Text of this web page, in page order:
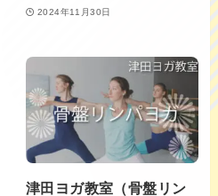
2024年11月30日
津田ヨガ教室（骨盤リン